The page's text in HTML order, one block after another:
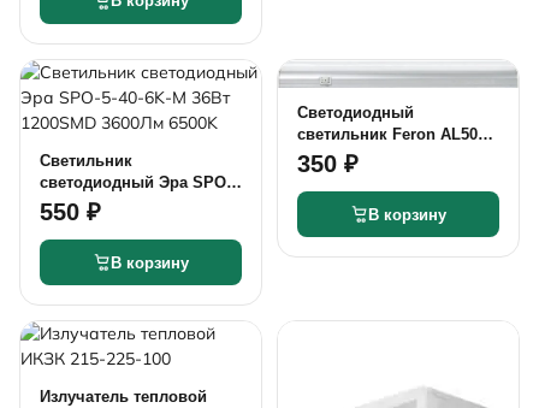
Светильник
светодиодный Эра SPO-
5-40-6K-M 36Вт 1200SMD
3600Лм 6500K
550 ₽
В корзину
Светодиодный
светильник Feron AL5038
T5 7Вт 800Лм 4500К
(пластик)
350 ₽
В корзину
Излучатель тепловой